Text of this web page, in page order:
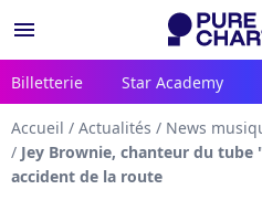
menu
Billetterie Star Academy
Accueil / Actualités / News
/ Jey Brownie, chanteur du tube
accident de la route